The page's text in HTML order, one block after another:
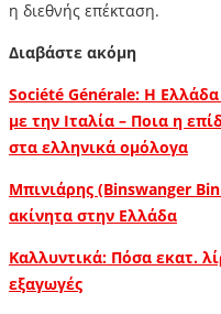
η διεθνής επέκταση.
Διαβάστε ακόμη
Société Générale: Η
με την Ιταλία – Ποια η
στα ελληνικά ομόλογα
Μπινιάρης (Binswanger
ακίνητα στην Ελλάδα
Καλλυντικά: Πόσα εκατ.
εξαγωγές